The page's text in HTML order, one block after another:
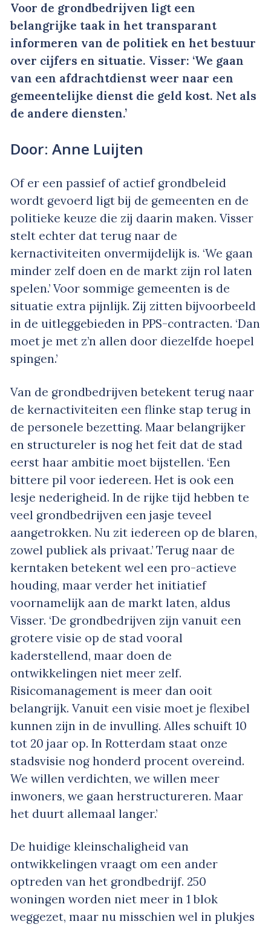
Voor de grondbedrijven ligt een
belangrijke taak in het transparant
informeren van de politiek en het bestuur
over cijfers en situatie. Visser: ‘We gaan
van een afdrachtdienst weer naar een
gemeentelijke dienst die geld kost. Net als
de andere diensten.’
Door: Anne Luijten
Of er een passief of actief grondbeleid
wordt gevoerd ligt bij de gemeenten en de
politieke keuze die zij daarin maken. Visser
stelt echter dat terug naar de
kernactiviteiten onvermijdelijk is. ‘We gaan
minder zelf doen en de markt zijn rol laten
spelen.’ Voor sommige gemeenten is de
situatie extra pijnlijk. Zij zitten bijvoorbeeld
in de uitleggebieden in PPS-contracten. ‘Dan
moet je met z’n allen door diezelfde hoepel
spingen.’
Van de grondbedrijven betekent terug naar
de kernactiviteiten een flinke stap terug in
de personele bezetting. Maar belangrijker
en structureler is nog het feit dat de stad
eerst haar ambitie moet bijstellen. ‘Een
bittere pil voor iedereen. Het is ook een
lesje nederigheid. In de rijke tijd hebben te
veel grondbedrijven een jasje teveel
aangetrokken. Nu zit iedereen op de blaren,
zowel publiek als privaat.’ Terug naar de
kerntaken betekent wel een pro-actieve
houding, maar verder het initiatief
voornamelijk aan de markt laten, aldus
Visser. ‘De grondbedrijven zijn vanuit een
grotere visie op de stad vooral
kaderstellend, maar doen de
ontwikkelingen niet meer zelf.
Risicomanagement is meer dan ooit
belangrijk. Vanuit een visie moet je flexibel
kunnen zijn in de invulling. Alles schuift 10
tot 20 jaar op. In Rotterdam staat onze
stadsvisie nog honderd procent overeind.
We willen verdichten, we willen meer
inwoners, we gaan herstructureren. Maar
het duurt allemaal langer.’
De huidige kleinschaligheid van
ontwikkelingen vraagt om een ander
optreden van het grondbedrijf. 250
woningen worden niet meer in 1 blok
weggezet, maar nu misschien wel in plukjes